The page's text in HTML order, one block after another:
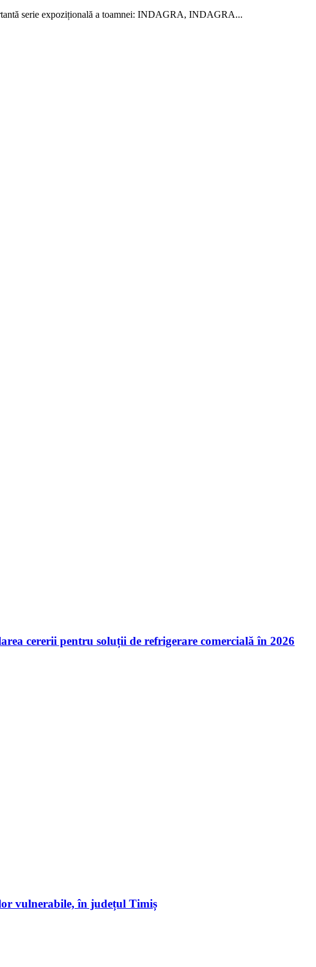
serie expozițională a toamnei: INDAGRA, INDAGRA...
cererii pentru soluții de refrigerare comercială în 2026
vulnerabile, în județul Timiș